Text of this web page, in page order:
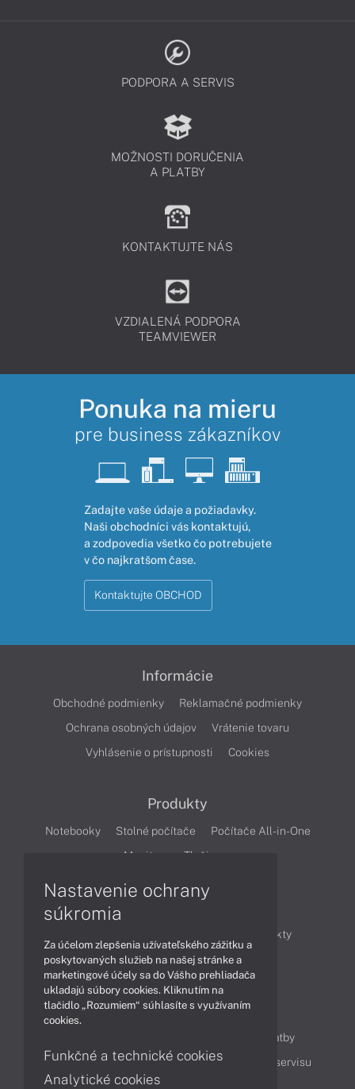
PODPORA A SERVIS
MOŽNOSTI DORUČENIA
A PLATBY
KONTAKTUJTE NÁS
VZDIALENÁ PODPORA
TEAMVIEWER
Ponuka na mieru
pre business zákazníkov
Zadajte vaše údaje a požiadavky.
Naši obchodníci vás kontaktujú,
a zodpovedia všetko čo potrebujete
v čo najkratšom čase.
Kontaktujte OBCHOD
Informácie
Obchodné podmienky
Reklamačné podmienky
Ochrana osobných údajov
Vrátenie tovaru
Vyhlásenie o prístupnosti
Cookies
Produkty
Notebooky Stolné počítače
Počítače All-in-One
Monitory
Tlačiarne
Produkty
Technológie
Videá
Obsah
Možnosti doručenia a platby
Podpora a servis
Servisné služby Cenník servisu
Nastavenie ochrany
súkromia
Za účelom zlepšenia užívateľského zážitku a
poskytovaných služieb na našej stránke a
marketingové účely sa do Vášho prehliadača
ukladajú súbory cookies. Kliknutím na
tlačidlo „Rozumiem“ súhlasíte s využívaním
cookies.
Funkčné a technické cookies
Analytické cookies